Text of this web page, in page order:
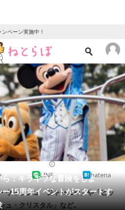
ペーン実施中！
ニュース
クイズ
地域
教育・育児
リサーチ
：キラキラな冒険をしよ
15周年イベントがスタートす
LINE hatena
ウィッシュ・ジャーニー」や「ビッ
ュ・クリスタル」など。